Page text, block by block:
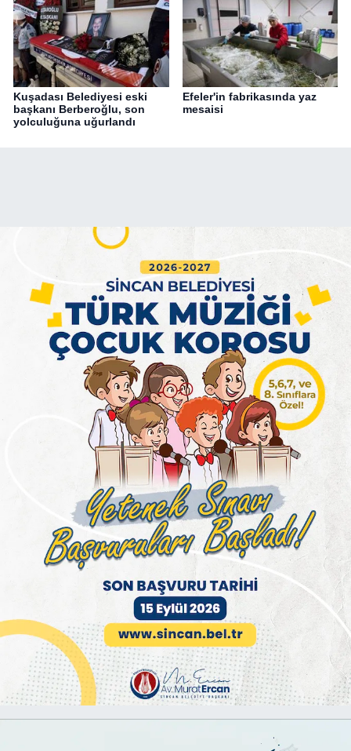
Kuşadası Belediyesi eski
başkanı Berberoğlu, son
yolculuğuna uğurlandı
Efeler'in fabrikasında yaz
mesaisi